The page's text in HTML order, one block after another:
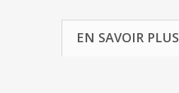
EN SAVOIR PLUS